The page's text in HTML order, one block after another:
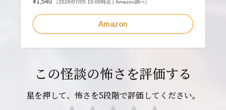
（2026/07/05 10:06時点 | Amazon調べ）
Amazon
この怪談の怖さを評価する
星を押して、怖さを5段階で評価してください。